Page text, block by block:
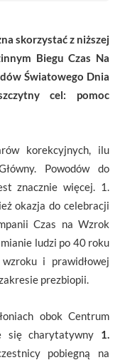
skorzystać z niższej
Biegu Czas Na
Światowego Dnia
cel: pomoc
korekcyjnych, ilu
Powodów do
znacznie więcej. 1.
okazja do celebracji
Czas na Wzrok
ludzi po 40 roku
i prawidłowej
prezbiopii.
obok Centrum
się charytatywny 1.
pobiegną na